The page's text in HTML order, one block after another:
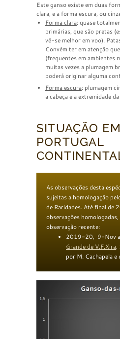
Este ganso existe em duas
clara, e a forma escura, ou
Forma clara: quase
primárias, que são pretas
vê-se melhor em voo).
Convém ter em atenção
(frequentes em ambientes
muitas vezes a plumagem
poderá originar alguma
Forma escura: plumagem
a cabeça e a extremidade
SITUAÇÃO EM
PORTUGAL
As observações desta
sujeitas a homologação
de Raridades. Até final de
observações
observação recente:
2019-20, 9-Nov
Grandede V.F.Xira,
por M. Cachapela